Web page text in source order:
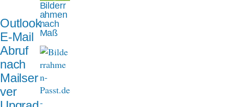
v
i
g
a
t
Outlook
E-Mail
Abruf
nach
Mailser
ver
Bilderr
ahmen
nach
Maß